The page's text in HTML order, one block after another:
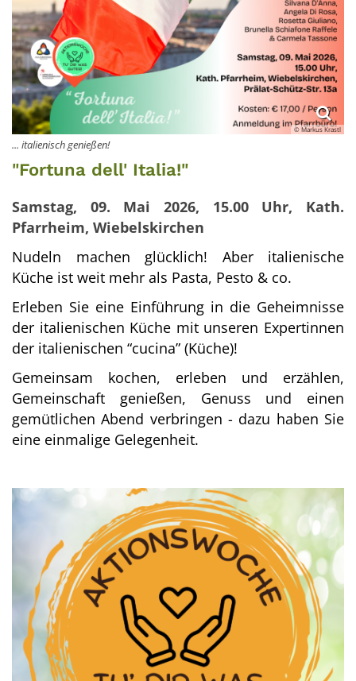
© Markus Krastl
... italienisch genießen!
"Fortuna dell' Italia!"
Samstag, 09. Mai 2026, 15.00 Uhr, Kath.
Pfarrheim, Wiebelskirchen
Nudeln machen glücklich! Aber italienische
Küche ist weit mehr als Pasta, Pesto & co.
Erleben Sie eine Einführung in die Geheimnisse
der italienischen Küche mit unseren Expertinnen
der italienischen “cucina” (Küche)!
Gemeinsam kochen, erleben und erzählen,
Gemeinschaft genießen, Genuss und einen
gemütlichen Abend verbringen - dazu haben Sie
eine einmalige Gelegenheit.